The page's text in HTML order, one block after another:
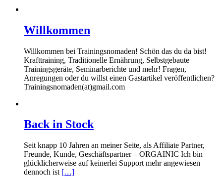
Willkommen
Willkommen bei Trainingsnomaden! Schön das du da bist!
Krafttraining, Traditionelle Ernährung, Selbstgebaute
Trainingsgeräte, Seminarberichte und mehr! Fragen,
Anregungen oder du willst einen Gastartikel veröffentlichen?
Trainingsnomaden(at)gmail.com
Back in Stock
Seit knapp 10 Jahren an meiner Seite, als Affiliate Partner,
Freunde, Kunde, Geschäftspartner – ORGAINIC Ich bin
glücklicherweise auf keinerlei Support mehr angewiesen
dennoch ist […]